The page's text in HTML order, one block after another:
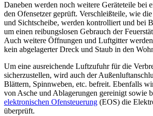
Daneben werden noch weitere Geräteteile bei
den Ofensetzer geprüft. Verschleißteile, wie
und Sichtscheibe, werden kontrolliert und bei
um einen reibungslosen Gebrauch der
Auch weitere Öffnungen und Luftgitter
kein abgelagerter Dreck und Staub in den
Um eine ausreichende Luftzufuhr für die
sicherzustellen, wird auch der
Blättern, Spinnweben, etc. befreit. Ebenfalls
von Asche und Ablagerungen gereinigt sowie
elektronischen Ofensteuerung (EOS) die
überprüft.